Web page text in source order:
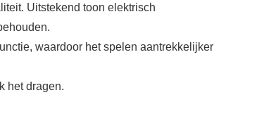
Uitstekend toon elektrisch
waardoor het spelen aantrekkelijker
het dragen.